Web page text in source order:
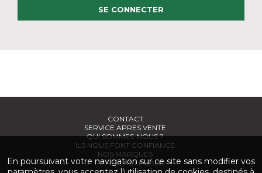
SE CONNECTER
CONTACT
SERVICE APRES VENTE
QUI SOMMES-NOUS ?
ILS NOUS FONT CONFIANCE
NOS MARQUES
MENTIONS LÉGALES
En poursuivant votre navigation sur ce site sans modifier vos